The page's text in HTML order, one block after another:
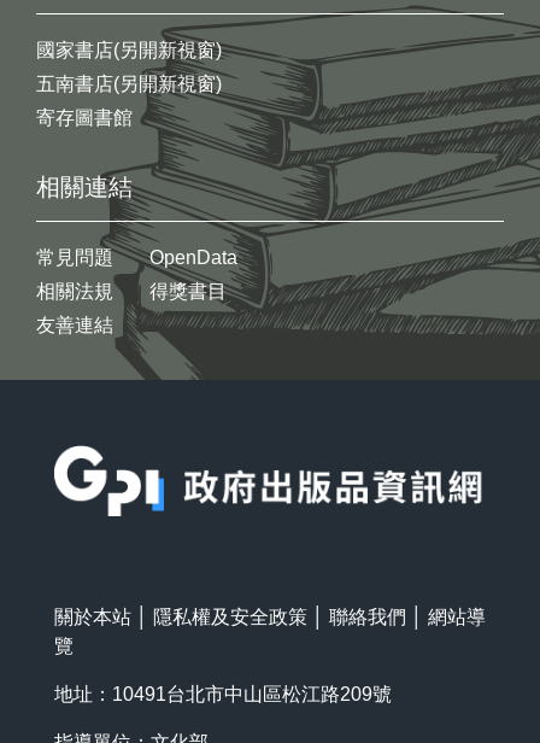
國家書店(另開新視窗)
五南書店(另開新視窗)
寄存圖書館
相關連結
常見問題
相關法規
友善連結
OpenData
得獎書目
關於本站 隱私權及安全政策 聯絡我們
網站導
覽
地址：10491台北市中山區松江路209號